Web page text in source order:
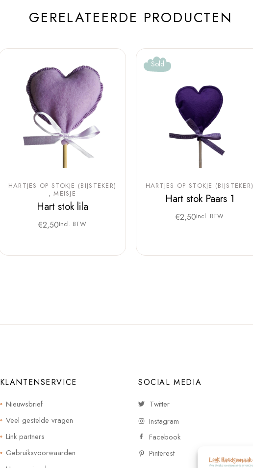
GERELATEERDE PRODUCTEN
HARTJES OP STOKJE (BIJSTEKER)
MEISJE
Hart stok lila
€2,50Incl. BTW
Sold
HARTJES OP STOKJE (BIJSTEKER)
Hart stok Paars 1
€2,50Incl. BTW
KLANTENSERVICE
Nieuwsbrief
Veel gestelde vragen
Link partners
Gebruiksvoorwaarden
SOCIAL MEDIA
Twitter
Instagram
Facebook
Pinterest